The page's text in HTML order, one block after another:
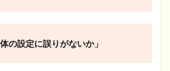
の設定に誤りがないか」